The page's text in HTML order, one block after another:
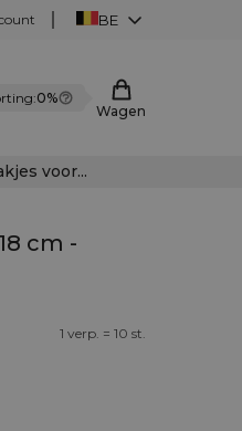
BE
0%
Wagen
voor...
cm -
1 verp. = 10 st.